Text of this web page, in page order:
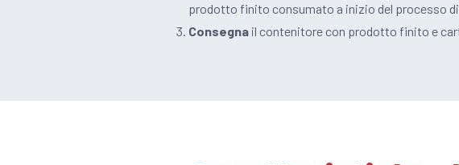
prodotto finito consumato a inizio del processo
Consegna il contenitore con prodotto finito e